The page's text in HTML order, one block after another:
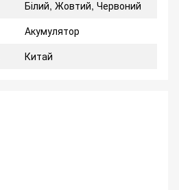
Білий, Жовтий, Червоний
Акумулятор
Китай